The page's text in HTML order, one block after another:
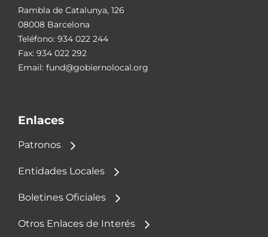
Rambla de Catalunya, 126
08008 Barcelona
Teléfono: 934 022 244
Fax: 934 022 292
Email: fund@gobiernolocal.org
Enlaces
Patronos
Entidades Locales
Boletines Oficiales
Otros Enlaces de Interés